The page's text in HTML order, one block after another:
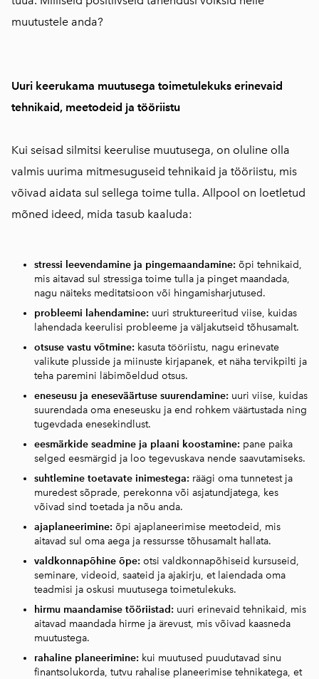
muutustele anda?
Uuri keerukama muutusega toimetulekuks erinevaid
tehnikaid, meetodeid ja tööriistu
Kui seisad silmitsi keerulise muutusega, on oluline olla
valmis uurima mitmesuguseid tehnikaid ja tööriistu, mis
võivad aidata sul sellega toime tulla. Allpool on loetletud
mõned ideed, mida tasub kaaluda:
stressi leevendamine ja pingemaandamine: õpi tehnikaid,
mis aitavad sul stressiga toime tulla ja pinget maandada,
nagu näiteks meditatsioon või hingamisharjutused.
probleemi lahendamine: uuri struktureeritud viise, kuidas
lahendada keerulisi probleeme ja väljakutseid tõhusamalt.
otsuse vastu võtmine: kasuta tööriistu, nagu erinevate
valikute plusside ja miinuste kirjapanek, et näha tervikpilti ja
teha paremini läbimõeldud otsus.
eneseusu ja eneseväärtuse suurendamine: uuri viise, kuidas
suurendada oma eneseusku ja end rohkem väärtustada ning
tugevdada enesekindlust.
eesmärkide seadmine ja plaani koostamine: pane paika
selged eesmärgid ja loo tegevuskava nende saavutamiseks.
suhtlemine toetavate inimestega: räägi oma tunnetest ja
muredest sõprade, perekonna või asjatundjatega, kes
võivad sind toetada ja nõu anda.
ajaplaneerimine: õpi ajaplaneerimise meetodeid, mis
aitavad sul oma aega ja ressursse tõhusamalt hallata.
valdkonnapõhine õpe: otsi valdkonnapõhiseid kursuseid,
seminare, videoid, saateid ja ajakirju, et laiendada oma
teadmisi ja oskusi muutusega toimetulekuks.
hirmu maandamise tööriistad: uuri erinevaid tehnikaid, mis
aitavad maandada hirme ja ärevust, mis võivad kaasneda
muutustega.
rahaline planeerimine: kui muutused puudutavad sinu
finantsolukorda, tutvu rahalise planeerimise tehnikatega, et